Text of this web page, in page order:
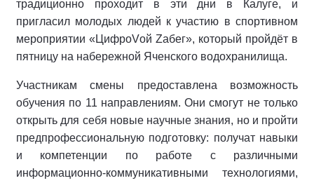
традиционно проходит в эти дни в Калуге, и
пригласил молодых людей к участию в спортивном
мероприятии «ЦифроVой Zабег», который пройдёт в
пятницу на набережной Яченского водохранилища.
Участникам смены предоставлена возможность
обучения по 11 направлениям. Они смогут не только
открыть для себя новые научные знания, но и пройти
предпрофессиональную подготовку: получат навыки
и компетенции по работе с различными
информационно-коммуникативными технологиями,